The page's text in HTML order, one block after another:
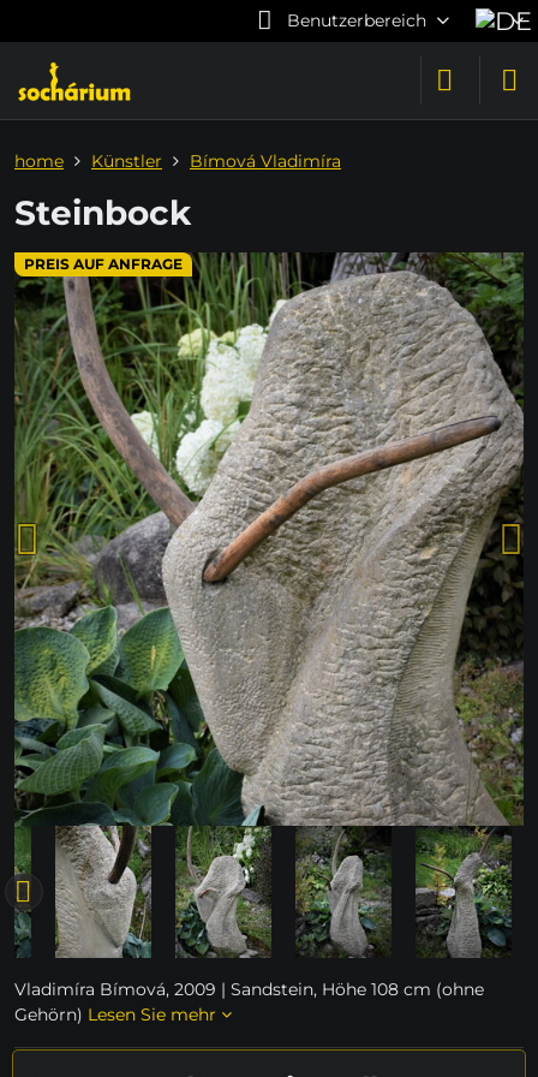
Benutzerbereich
PREIS AUF ANFRAGE
home Künstler Bímová Vladimíra
Steinbock
Vladimíra Bímová, 2009 | Sandstein, Höhe 108 cm (ohne
Gehörn) Lesen Sie mehr